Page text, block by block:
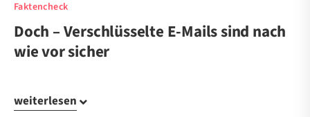
Faktencheck
Doch – Verschlüsselte E-Mails sind nach
wie vor sicher
weiterlesen